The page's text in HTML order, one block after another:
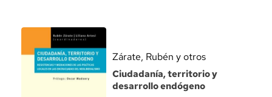
Zárate, Rubén y otros
Ciudadanía, territorio y
desarrollo endógeno